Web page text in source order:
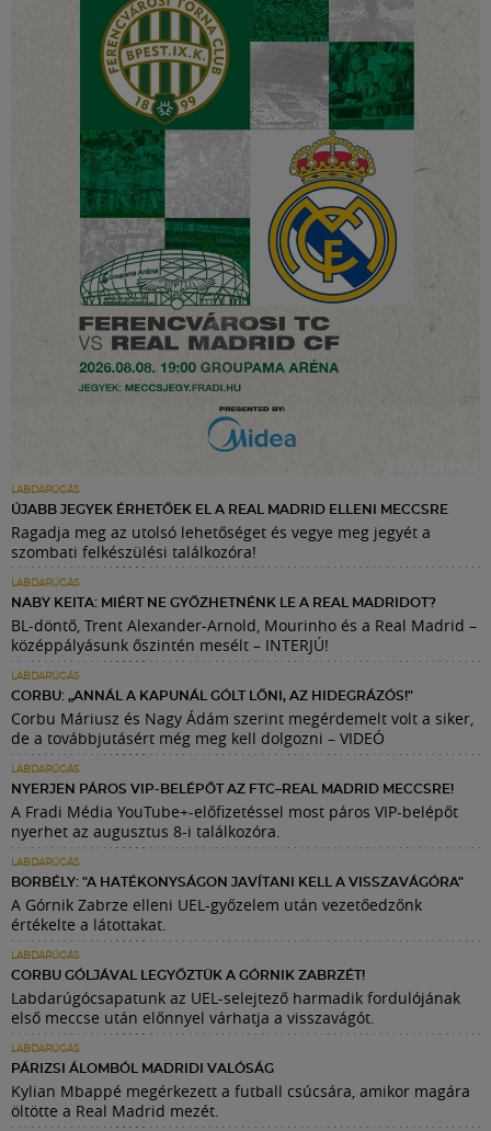
LABDARÚGÁS
ÚJABB JEGYEK ÉRHETŐEK EL A REAL MADRID ELLENI MECCSRE
Ragadja meg az utolsó lehetőséget és vegye meg jegyét a
szombati felkészülési találkozóra!
LABDARÚGÁS
NABY KEITA: MIÉRT NE GYŐZHETNÉNK LE A REAL MADRIDOT?
BL-döntő, Trent Alexander-Arnold, Mourinho és a Real Madrid –
középpályásunk őszintén mesélt – INTERJÚ!
LABDARÚGÁS
CORBU: „ANNÁL A KAPUNÁL GÓLT LŐNI, AZ HIDEGRÁZÓS!"
Corbu Máriusz és Nagy Ádám szerint megérdemelt volt a siker,
de a továbbjutásért még meg kell dolgozni – VIDEÓ
LABDARÚGÁS
NYERJEN PÁROS VIP-BELÉPŐT AZ FTC–REAL MADRID MECCSRE!
A Fradi Média YouTube+-előfizetéssel most páros VIP-belépőt
nyerhet az augusztus 8-i találkozóra.
LABDARÚGÁS
BORBÉLY: "A HATÉKONYSÁGON JAVÍTANI KELL A VISSZAVÁGÓRA"
A Górnik Zabrze elleni UEL-győzelem után vezetőedzőnk
értékelte a látottakat.
LABDARÚGÁS
CORBU GÓLJÁVAL LEGYŐZTÜK A GÓRNIK ZABRZÉT!
Labdarúgócsapatunk az UEL-selejtező harmadik fordulójának
első meccse után előnnyel várhatja a visszavágót.
LABDARÚGÁS
PÁRIZSI ÁLOMBÓL MADRIDI VALÓSÁG
Kylian Mbappé megérkezett a futball csúcsára, amikor magára
öltötte a Real Madrid mezét.